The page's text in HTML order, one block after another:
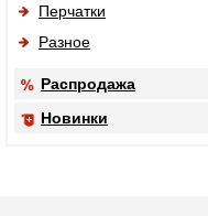
Перчатки
Разное
Распродажа
Новинки